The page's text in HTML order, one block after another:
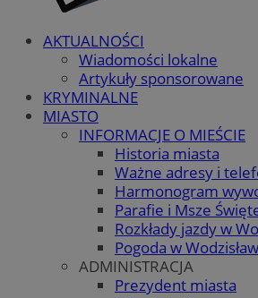
AKTUALNOŚCI
Wiadomości lokalne
Artykuły sponsorowane
KRYMINALNE
MIASTO
INFORMACJE O MIEŚCIE
Historia miasta
Ważne adresy i
Harmonogram
Parafie i Msze
Rozkłady jazdy w
Pogoda w
ADMINISTRACJA
Prezydent miasta